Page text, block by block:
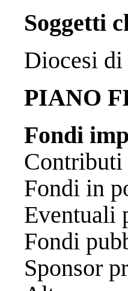
Soggetti
Diocesi di
PIANO
Fondi
Fondi in